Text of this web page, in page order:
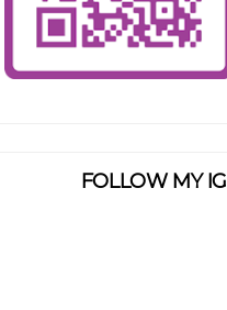
FOLLOW MY IG